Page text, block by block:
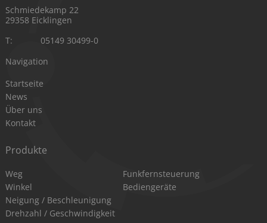
Schmiedekamp 22
29358 Eicklingen
T:
05149 30499-0
Navigation
Navigation
überspringen
Startseite
News
Über uns
Kontakt
Produkte
Navigation
überspringen
Weg
Winkel
Neigung / Beschleunigung
Drehzahl / Geschwindigkeit
Navigation
überspringen
Funkfernsteuerung
Bediengeräte